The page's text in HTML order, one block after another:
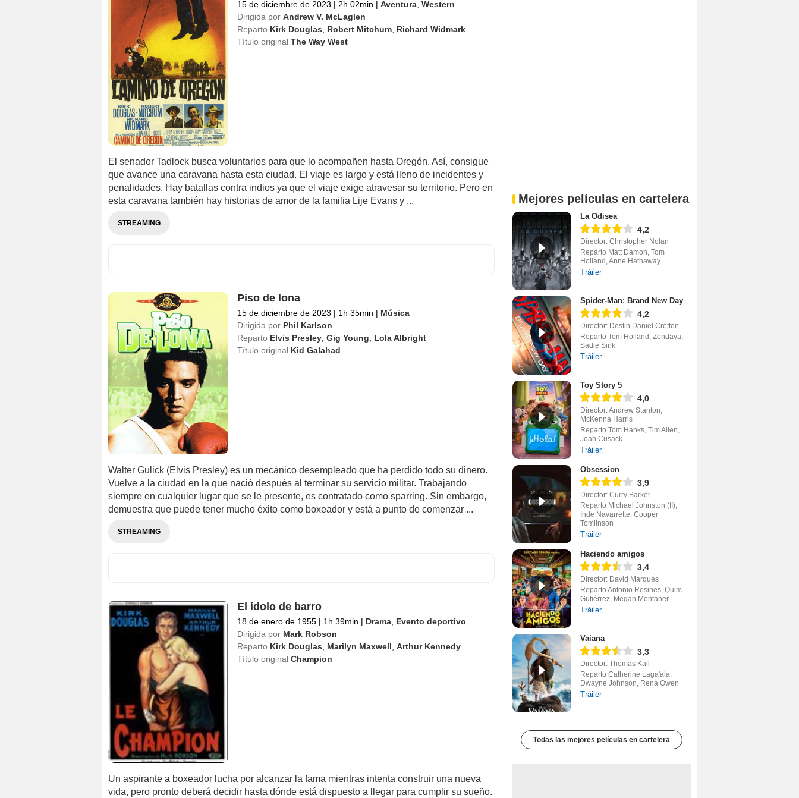
15 de diciembre de 2023 | 2h 02min | Aventura, Western
Dirigida por Andrew V. McLaglen
Reparto Kirk Douglas Robert Mitchum, Richard Widmark
Título original The Way West
El senador Tadlock busca voluntarios para que lo acompañen hasta Oregón. Así, consigue
que avance una caravana hasta esta ciudad. El viaje es largo y está lleno de incidentes y
penalidades. Hay batallas contra indios ya que el viaje exige atravesar su territorio. Pero en
esta caravana también hay historias de amor de la familia Lije Evans y ...
STREAMING
Piso de lona
15 de diciembre de 2023 | 1h 35min | Música
Dirigida por Phil Karlson
Reparto Elvis Presley, Gig Young
Lola Albright
Título original Kid Galahad
Walter Gulick (Elvis Presley) es un mecánico desempleado que ha perdido todo su dinero.
Vuelve a la ciudad en la que nació después al terminar su servicio militar. Trabajando
siempre en cualquier lugar que se le presente, es contratado como sparring. Sin embargo,
demuestra que puede tener mucho éxito como boxeador y está a punto de comenzar ...
STREAMING
El ídolo de barro
18 de enero de 1955 | 1h 39min | Drama, Evento deportivo
Dirigida por Mark Robson
Reparto Kirk Douglas Marilyn Maxwell Arthur Kennedy
Título original Champion
Un aspirante a boxeador lucha por alcanzar la fama mientras intenta construir una nueva
vida, pero pronto deberá decidir hasta dónde está dispuesto a llegar para cumplir su sueño.
Mejores películas en cartelera
La Odisea
4,2
Director: Christopher Nolan
Reparto Matt Damon, Tom
Holland, Anne Hathaway
Tráiler
Spider-Man: Brand New Day
4,2
Director: Destin Daniel Cretton
Reparto Tom Holland, Zendaya,
Sadie Sink
Tráiler
Toy Story 5
4,0
Director: Andrew Stanton,
McKenna Harris
Reparto Tom Hanks, Tim Allen,
Joan Cusack
Tráiler
Obsession
3,9
Director: Curry Barker
Reparto Michael Johnston (II),
Inde Navarrette, Cooper
Tomlinson
Tráiler
Haciendo amigos
3,4
Director: David Marqués
Reparto Antonio Resines, Quim
Gutiérrez, Megan Montaner
Tráiler
Vaiana
3,3
Director: Thomas Kail
Reparto Catherine Laga'aia,
Dwayne Johnson, Rena Owen
Tráiler
Todas las mejores películas en cartelera